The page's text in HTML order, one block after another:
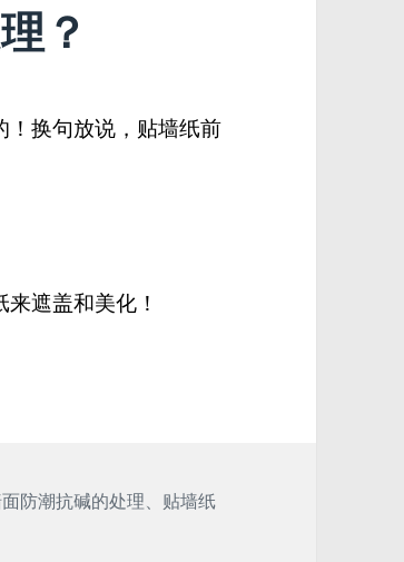
？
！换句放说，贴墙纸前
遮盖和美化！
防潮抗碱的处理、 贴墙纸